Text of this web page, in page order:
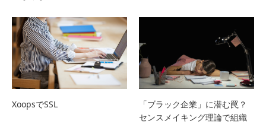
XoopsでSSL
「ブラック企業」に潜む罠？
センスメイキング理論で組織